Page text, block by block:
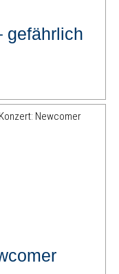
gefährlich